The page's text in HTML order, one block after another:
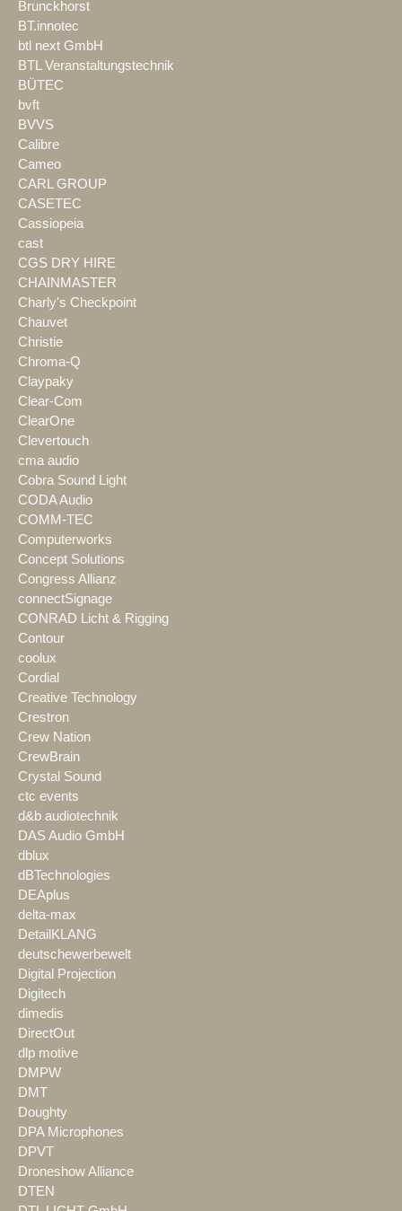
Brunckhorst
BT.innotec
btl next GmbH
BTL Veranstaltungstechnik
BÜTEC
bvft
BVVS
Calibre
Cameo
CARL GROUP
CASETEC
Cassiopeia
cast
CGS DRY HIRE
CHAINMASTER
Charly's Checkpoint
Chauvet
Christie
Chroma-Q
Claypaky
Clear-Com
ClearOne
Clevertouch
cma audio
Cobra Sound Light
CODA Audio
COMM-TEC
Computerworks
Concept Solutions
Congress Allianz
connectSignage
CONRAD Licht & Rigging
Contour
coolux
Cordial
Creative Technology
Crestron
Crew Nation
CrewBrain
Crystal Sound
ctc events
d&b audiotechnik
DAS Audio GmbH
dblux
dBTechnologies
DEAplus
delta-max
DetailKLANG
deutschewerbewelt
Digital Projection
Digitech
dimedis
DirectOut
dlp motive
DMPW
DMT
Doughty
DPA Microphones
DPVT
Droneshow Alliance
DTEN